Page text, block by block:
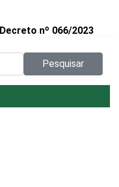
Decreto nº 066/2023
Pesquisar